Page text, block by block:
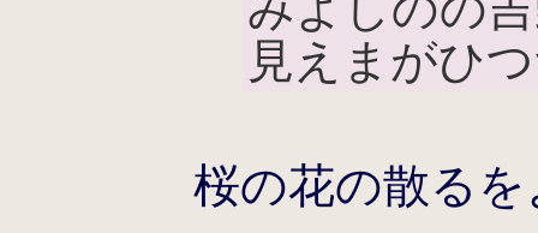
見えまがひ
桜の花の散る